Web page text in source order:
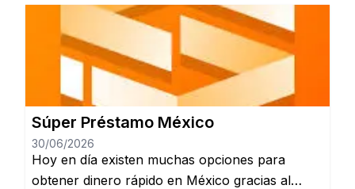
lugar. Préstamo personal. Crédito automotriz.
Crédito moto. Préstamo de nómina. Ver
opciones de BBVA Sujeto a evaluación y
aprobación. Santander Préstamos Puede ser
una alternativa para quienes quieren comparar
[…]
Súper Préstamo México
30/06/2026
Hoy en día existen muchas opciones para
obtener dinero rápido en México gracias al